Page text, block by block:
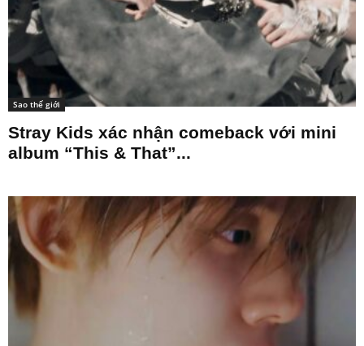
Sao thế giới
Stray Kids xác nhận comeback với mini
album “This & That”...